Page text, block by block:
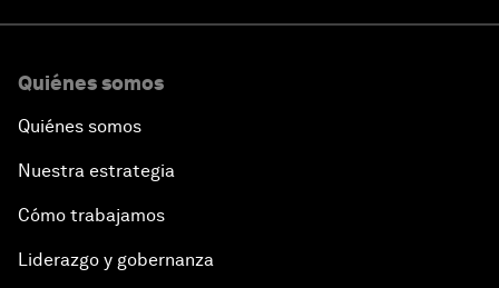
Quiénes somos
Quiénes somos
Nuestra estrategia
Cómo trabajamos
Liderazgo y gobernanza